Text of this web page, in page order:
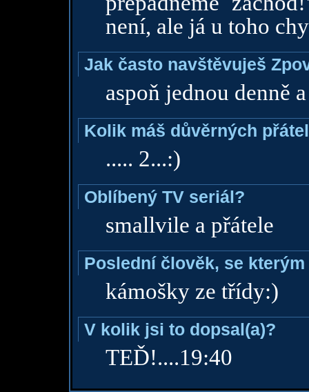
není, ale já u toho
Jak často navštěvuješ
aspoň jednou denně
Kolik máš důvěrných
..... 2...:)
Oblíbený TV seriál?
smallvile a přátele
Poslední člověk, se
kámošky ze třídy:)
V kolik jsi to dopsal(a)?
TEĎ!....19:40